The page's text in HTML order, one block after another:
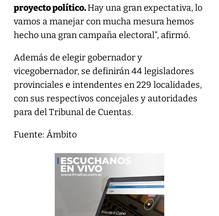
proyecto político.Hay una gran expectativa, lo
vamos a manejar con mucha mesura hemos
hecho una gran campaña electoral”, afirmó.
Además de elegir gobernador y
vicegobernador, se definirán 44 legisladores
provinciales e intendentes en 229 localidades,
con sus respectivos concejales y autoridades
para del Tribunal de Cuentas.
Fuente: Ámbito